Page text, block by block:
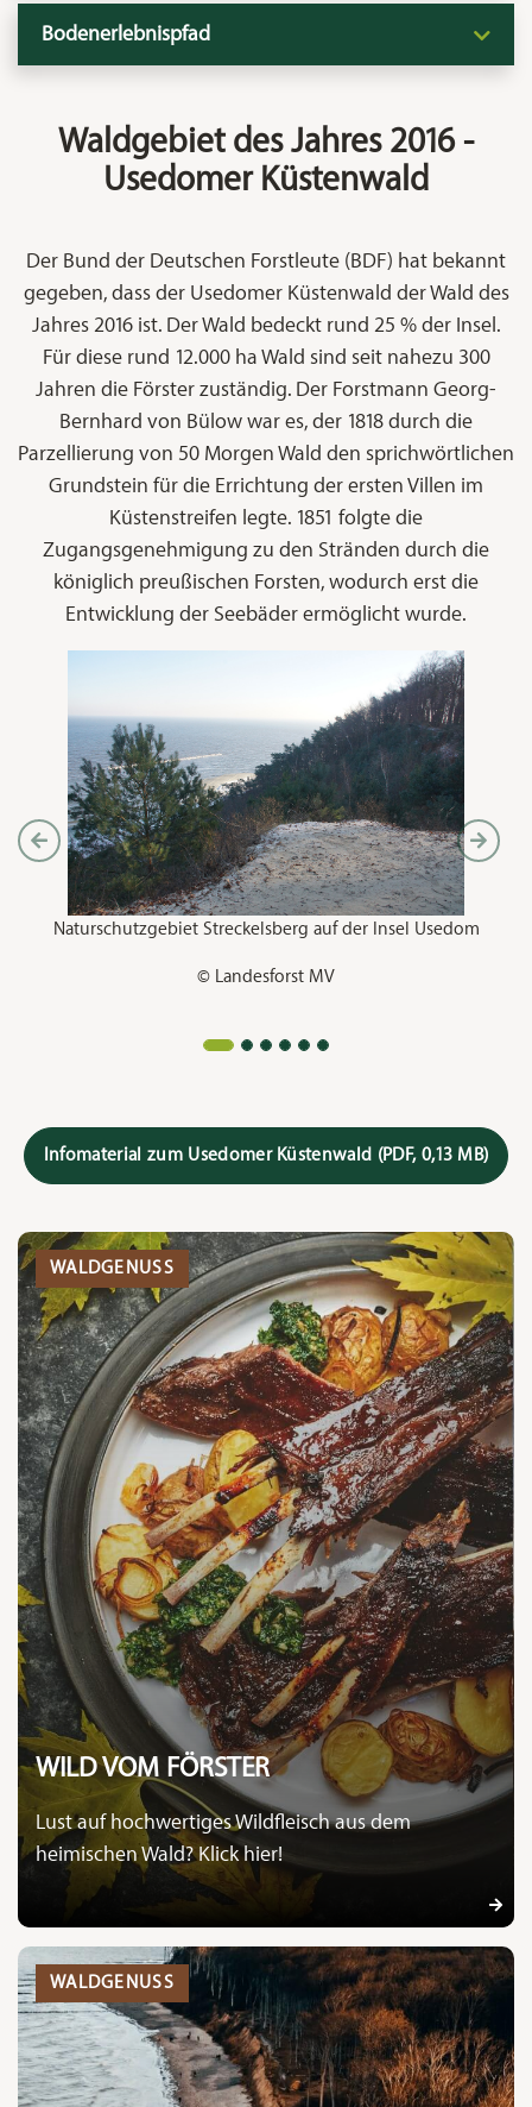
Bodenerlebnispfad
Waldgebiet des Jahres 2016 -
Usedomer Küstenwald
Der Bund der Deutschen Forstleute (BDF) hat bekannt
gegeben, dass der Usedomer Küstenwald der Wald des
Jahres 2016 ist. Der Wald bedeckt rund 25 % der Insel.
Für diese rund 12.000 ha Wald sind seit nahezu 300
Jahren die Förster zuständig. Der Forstmann Georg-
Bernhard von Bülow war es, der 1818 durch die
Parzellierung von 50 Morgen Wald den sprichwörtlichen
Grundstein für die Errichtung der ersten Villen im
Küstenstreifen legte. 1851 folgte die
Zugangsgenehmigung zu den Stränden durch die
königlich preußischen Forsten, wodurch erst die
Entwicklung der Seebäder ermöglicht wurde.
Vorheriges Bild anzeigen
Naturschutzgebiet Streckelsberg auf der Insel Usedom
© Landesforst MV
Infomaterial zum Usedomer Küstenwald (PDF, 0,13 MB)
WALDGENUSS
WILD VOM FÖRSTER
Lust auf hochwertiges Wildfleisch aus dem
heimischen Wald? Klick hier!
WALDGENUSS